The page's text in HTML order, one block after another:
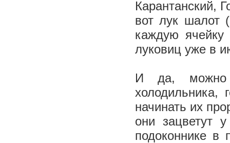
Карантанский,
вот лук шалот
каждую
луковиц уже в
И да, можно
холодильника,
начинать их
они зацветут
подоконнике в